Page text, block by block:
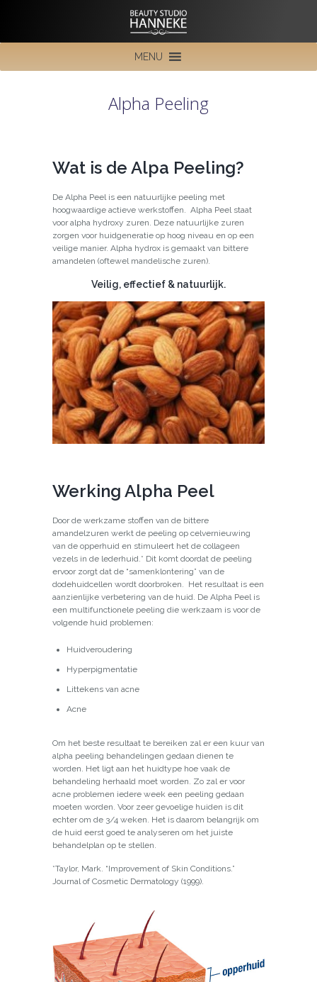
MENU
Alpha Peeling
Wat is de Alpa Peeling?
De Alpha Peel is een natuurlijke peeling met
hoogwaardige actieve werkstoffen. Alpha Peel staat
voor alpha hydroxy zuren. Deze natuurlijke zuren
zorgen voor huidgeneratie op hoog niveau en op een
veilige manier. Alpha hydrox is gemaakt van bittere
amandelen (oftewel mandelische zuren).
Veilig, effectief & natuurlijk.
Werking Alpha Peel
Door de werkzame stoffen van de bittere
amandelzuren werkt de peeling op celvernieuwing
van de opperhuid en stimuleert het de collageen
vezels in de lederhuid.* Dit komt doordat de peeling
ervoor zorgt dat de “samenklontering” van de
dodehuidcellen wordt doorbroken. Het resultaat is een
aanzienlijke verbetering van de huid. De Alpha Peel is
een multifunctionele peeling die werkzaam is voor de
volgende huid problemen:
Huidveroudering
Hyperpigmentatie
Littekens van acne
Acne
Om het beste resultaat te bereiken zal er een kuur van
alpha peeling behandelingen gedaan dienen te
worden. Het ligt aan het huidtype hoe vaak de
behandeling herhaald moet worden. Zo zal er voor
acne problemen iedere week een peeling gedaan
moeten worden. Voor zeer gevoelige huiden is dit
echter om de 3/4 weken. Het is daarom belangrijk om
de huid eerst goed te analyseren om het juiste
behandelplan op te stellen.
*Taylor, Mark. “Improvement of Skin Conditions.”
Journal of Cosmetic Dermatology (1999).